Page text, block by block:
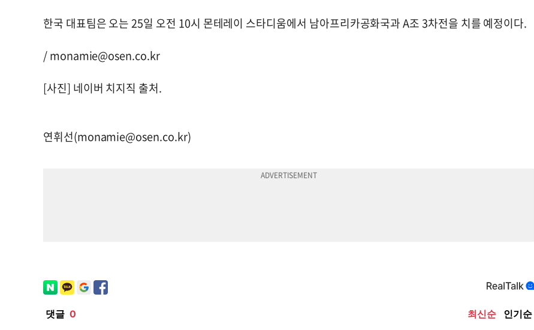
한국 대표팀은 오는 25일 오전 10시 몬테레이 스타디움에서 남아프리카공화국과 A조 3차전을 치를 예정이다.
/monamie@osen.co.kr
[사진] 네이버 치지직 출처.
연휘선(monamie@osen.co.kr)